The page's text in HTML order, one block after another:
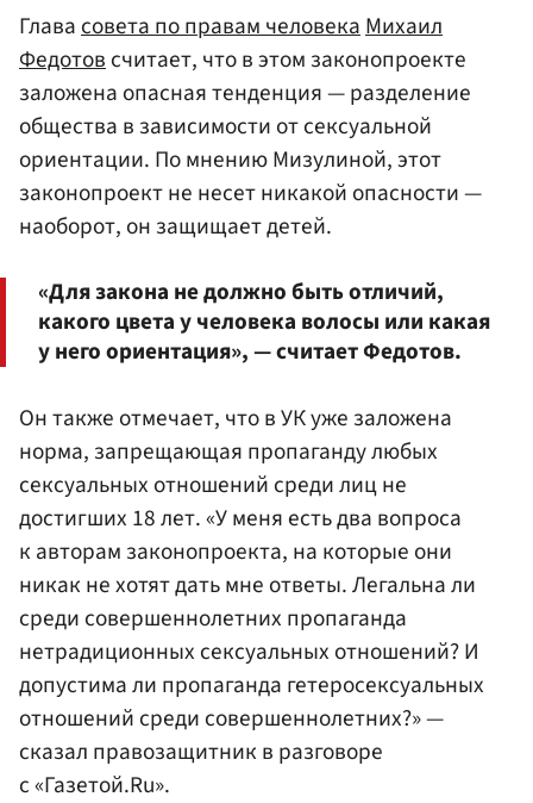
Главасовета по правам человекаМихаил
Федотовсчитает, что в этом законопроекте
заложена опасная тенденция — разделение
общества в зависимости от сексуальной
ориентации. По мнению Мизулиной, этот
законопроект не несет никакой опасности —
наоборот, он защищает детей.
«Для закона не должно быть отличий,
какого цвета у человека волосы или какая
у него ориентация», — считает Федотов.
Он также отмечает, что в УК уже заложена
норма, запрещающая пропаганду любых
сексуальных отношений среди лиц не
достигших 18 лет. «У меня есть два вопроса
к авторам законопроекта, на которые они
никак не хотят дать мне ответы. Легальна ли
среди совершеннолетних пропаганда
нетрадиционных сексуальных отношений? И
допустима ли пропаганда гетеросексуальных
отношений среди совершеннолетних?» —
сказал правозащитник в разговоре
с «Газетой.Ru».